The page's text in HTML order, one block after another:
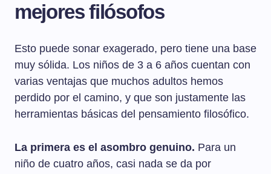
mejores filósofos
Esto puede sonar exagerado, pero tiene una base
muy sólida. Los niños de 3 a 6 años cuentan con
varias ventajas que muchos adultos hemos
perdido por el camino, y que son justamente las
herramientas básicas del pensamiento filosófico.
La primera es el asombro genuino. Para un
niño de cuatro años, casi nada se da por